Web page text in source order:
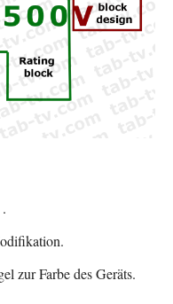
.
zur Farbe des Geräts.